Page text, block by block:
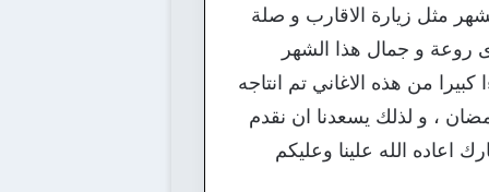
مثل زيارة الاقارب و صلة
روعة و جمال هذا الشهر
من هذه الاغاني تم انتاجه
، و لذلك يسعدنا ان نقدم
اعاده الله علينا وعليكم